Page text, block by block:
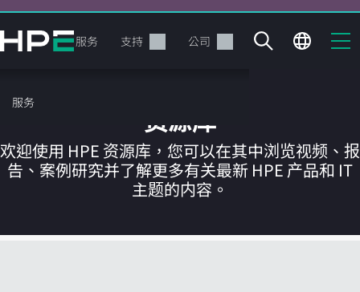
转
到
目
录
产品 服务 支持 公司
服务
您的购物车目前是空的
资源库
欢迎使用 HPE 资源库，您可以在其中浏览视频、报
告、案例研究并了解更多有关最新 HPE 产品和 IT
主题的内容。